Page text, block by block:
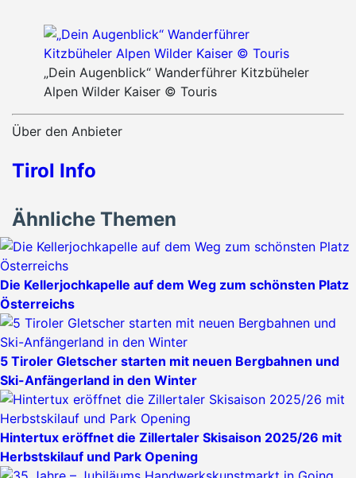
„Dein Augenblick“ Wanderführer Kitzbüheler
Alpen Wilder Kaiser © Touris
Über den Anbieter
Tirol Info
Ähnliche Themen
Die Kellerjochkapelle auf dem Weg zum schönsten Platz
Österreichs
5 Tiroler Gletscher starten mit neuen Bergbahnen und
Ski-Anfängerland in den Winter
Hintertux eröffnet die Zillertaler Skisaison 2025/26 mit
Herbstskilauf und Park Opening